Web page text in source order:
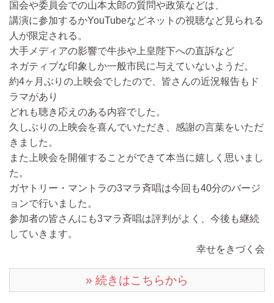
国会や委員会での山本太郎の質問や政策などは、
講演に参加するかYouTubeなどネットの視聴など見られる
人が限定される。
大手メディアの影響で牛歩や上皇陛下への直訴など
ネガティブな印象しか一般市民に与えていないようだ。
約4ヶ月ぶりの上映会でしたので、皆さんの近況報告もド
ラマがあり
どれも聴き応えのある内容でした。
久しぶりの上映会を喜んでいただき、感謝の言葉をいただ
きました。
また上映会を開催することができて本当に嬉しく思いまし
た。
ガヤトリー・マントラの3マラ斉唱は今回も40分のバージ
ョンで行いました。
参加者の皆さんにも3マラ斉唱は評判がよく、今後も継続
していきます。
幸せをきづく会
» 続きはこちらから